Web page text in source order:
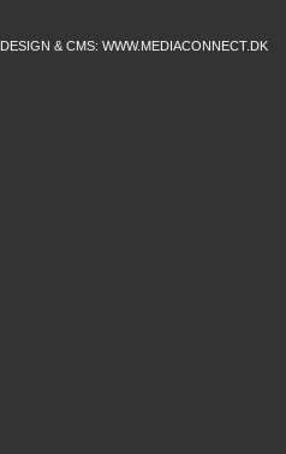
DESIGN & CMS: WWW.MEDIACONNECT.DK